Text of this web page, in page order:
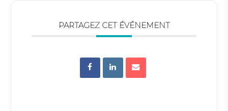
PARTAGEZ CET ÉVÉNEMENT